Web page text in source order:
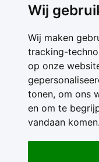
Wij
Wij maken
tracking-
op onze
tonen, om ons
en om te
vandaan komen.
Contact
Privacy